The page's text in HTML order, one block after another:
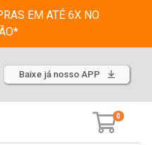
EM ATÉ 6X NO
Baixe já nosso APP
0